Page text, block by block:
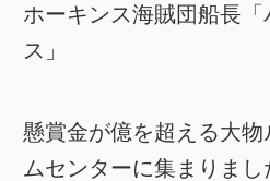
ホーキンス海賊団船長
ス」
懸賞金が億を超える大
ムセンターに集まりま